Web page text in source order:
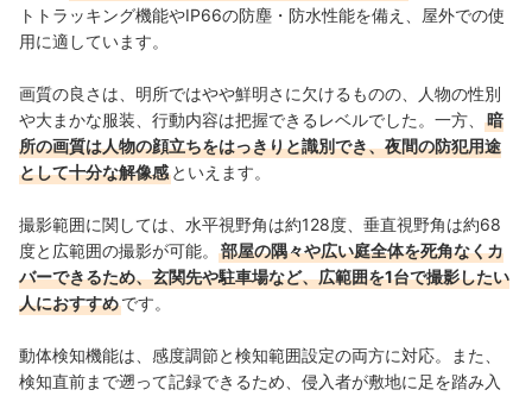
トトラッキング機能やIP66の防塵・防水性能を備え、屋外での使
用に適しています。
画質の良さは、明所ではやや鮮明さに欠けるものの、人物の性別
や大まかな服装、行動内容は把握できるレベルでした。一方、
暗
所の画質は人物の顔立ちをはっきりと識別でき、夜間の防犯用途
として十分な解像感 といえます。
撮影範囲に関しては、水平視野角は約128度、垂直視野角は約68
度と広範囲の撮影が可能。
部屋の隅々や広い庭全体を死角なくカ
バーできるため、玄関先や駐車場など、広範囲を1台で撮影したい
人におすすめです。
動体検知機能は、感度調節と検知範囲設定の両方に対応。また、
検知直前まで遡って記録できるため、侵入者が敷地に足を踏み入